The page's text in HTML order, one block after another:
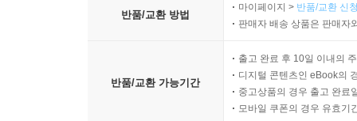
반품/교환 방법
마이페이지 > 반품/교환 신
판매자 배송 상품은 판매자
반품/교환 가능기간
출고 완료 후 10일 이내의
디지털 콘텐츠인 eBook의
중고상품의 경우 출고 완료
모바일 쿠폰의 경우 유효기